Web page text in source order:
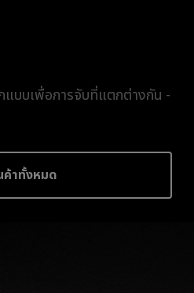
แบบเพื่อการจับที่แตกต่างกัน -
ค้าทั้งหมด